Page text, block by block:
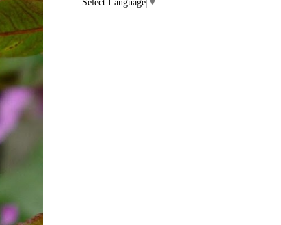
Select Language ▼